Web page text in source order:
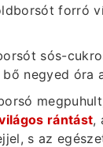
forró
sós-
negyed óra
rántást,
s az